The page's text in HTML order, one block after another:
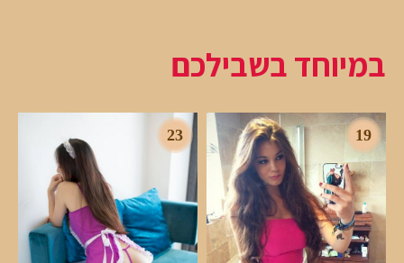
במיוחד בשבילכם
19
23